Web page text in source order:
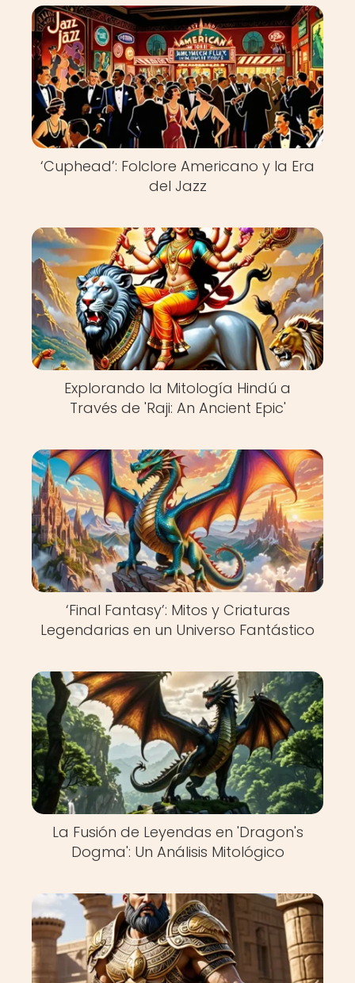
‘Cuphead’: Folclore Americano y la Era
del Jazz
Explorando la Mitología Hindú a
Través de 'Raji: An Ancient Epic'
‘Final Fantasy’: Mitos y Criaturas
Legendarias en un Universo Fantástico
La Fusión de Leyendas en 'Dragon's
Dogma': Un Análisis Mitológico